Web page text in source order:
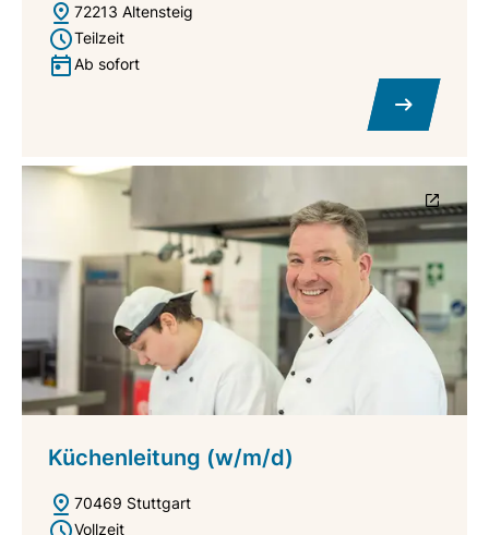
72213 Altensteig
Teilzeit
Ab sofort
Küchenleitung (w/m/d)
70469 Stuttgart
Vollzeit